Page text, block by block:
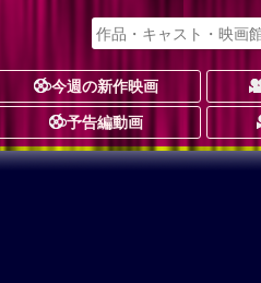
今週の新作映画
予告編動画